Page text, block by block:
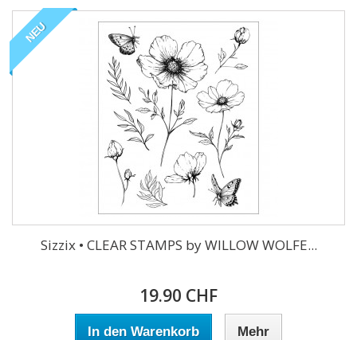
NEU
Sizzix • CLEAR STAMPS by WILLOW WOLFE...
19.90 CHF
In den Warenkorb Mehr